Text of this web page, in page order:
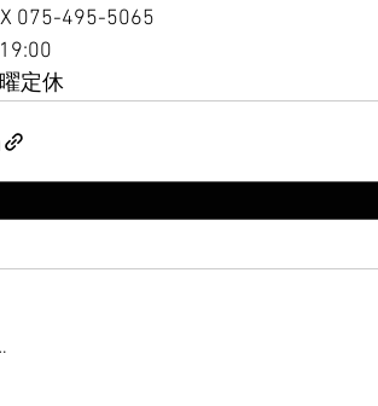
075-495-5065
定休